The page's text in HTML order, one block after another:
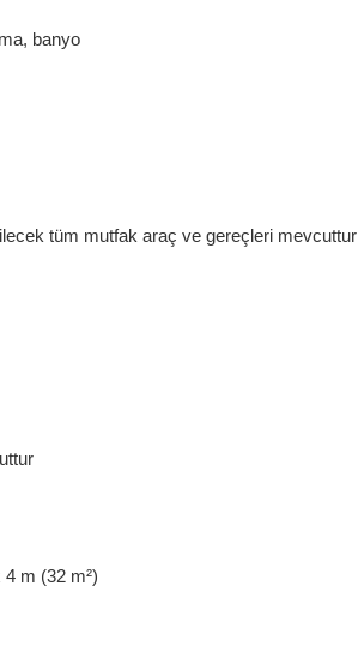
banyo
tüm mutfak araç ve gereçleri mevcuttur
m (32 m²)